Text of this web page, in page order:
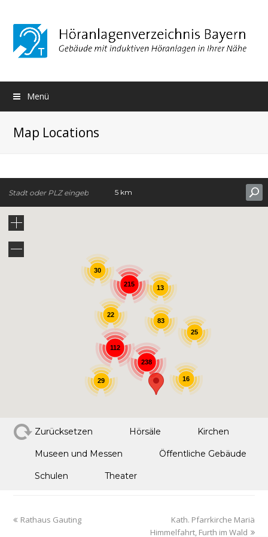
Menü
Map Locations
5 km
238
83
215
30
25
112
29 16
22
13
Zurücksetzen Hörsäle Kirchen
Museen und Messen Öffentliche Gebäude
Schulen Theater
Rathaus Gauting
Kath. Pfarrkirche Mariä
Himmelfahrt, Furth im Wald